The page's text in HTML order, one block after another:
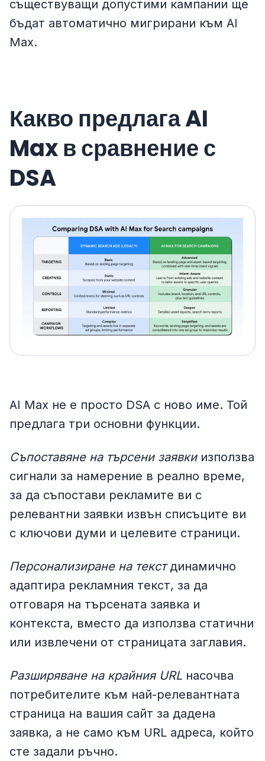
съществуващи допустими кампании ще
бъдат автоматично мигрирани към AI
Max.
Какво предлага AI
Max в сравнение с
DSA
AI Max не е просто DSA с ново име. Той
предлага три основни функции.
Съпоставяне на търсени заявкиизползва
сигнали за намерение в реално време,
за да съпостави рекламите ви с
релевантни заявки извън списъците ви
с ключови думи и целевите страници.
Персонализиране на текстдинамично
адаптира рекламния текст, за да
отговаря на търсената заявка и
контекста, вместо да използва статични
или извлечени от страницата заглавия.
Разширяване на крайния URL насочва
потребителите към най-релевантната
страница на вашия сайт за дадена
заявка, а не само към URL адреса, който
сте задали ръчно.